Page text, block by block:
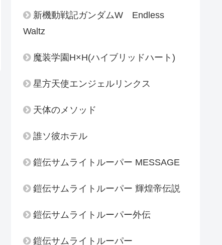
新機動戦記ガンダムW Endless
Waltz
魔装学園H×H(ハイブリッドハート)
星方天使エンジェルリンクス
天体のメソッド
誰ソ彼ホテル
鎧伝サムライトルーパー MESSAGE
鎧伝サムライトルーパー 輝煌帝伝説
鎧伝サムライトルーパー外伝
鎧伝サムライトルーパー